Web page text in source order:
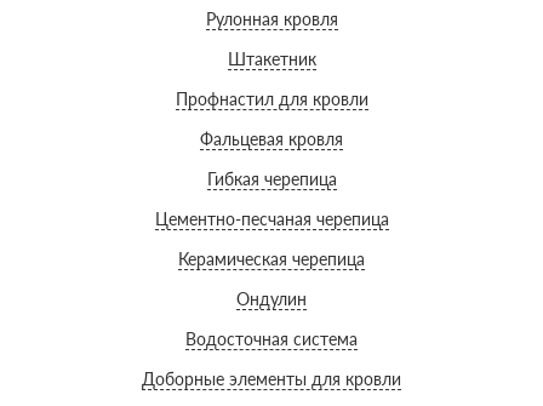
Рулонная кровля
Штакетник
Профнастил для кровли
Фальцевая кровля
Гибкая черепица
Цементно-песчаная черепица
Керамическая черепица
Ондулин
Водосточная система
Доборные элементы для кровли